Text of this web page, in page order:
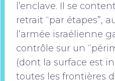
l’enclave. Il se
retrait “par étapes”,
l’armée israélienne
contrôle sur un
(dont la surface est
toutes les frontières